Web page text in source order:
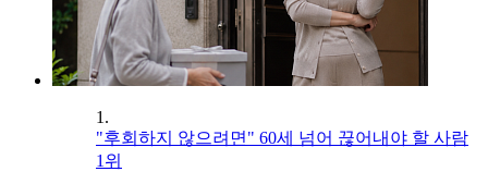
1.
"후회하지 않으려면" 60세 넘어 끊어내야 할 사람
1위